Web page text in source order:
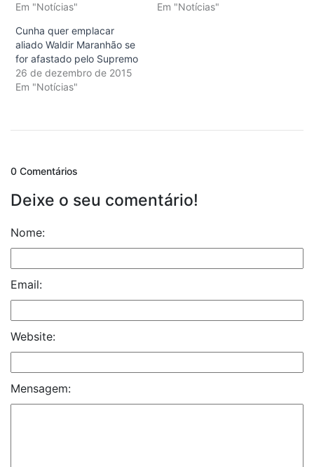
Em "Notícias"
Em "Notícias"
Cunha quer emplacar
aliado Waldir Maranhão se
for afastado pelo Supremo
26 de dezembro de 2015
Em "Notícias"
0 Comentários
Deixe o seu comentário!
Nome:
Email:
Website:
Mensagem: